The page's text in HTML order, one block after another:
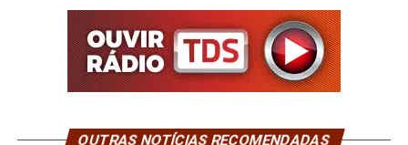
OUTRAS NOTÍCIAS RECOMENDADAS